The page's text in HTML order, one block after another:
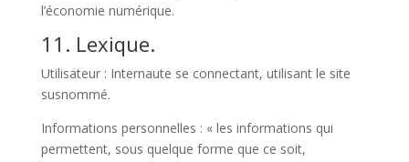
l’économie numérique.
11. Lexique.
Utilisateur : Internaute se connectant, utilisant le site
susnommé.
Informations personnelles : « les informations qui
permettent, sous quelque forme que ce soit,